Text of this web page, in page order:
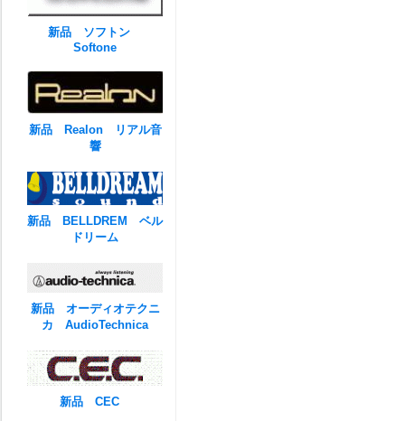
新品 ソフトン
Softone
新品 Realon リアル音
響
新品 BELLDREM ベル
ドリーム
新品 オーディオテクニ
カ AudioTechnica
新品 CEC